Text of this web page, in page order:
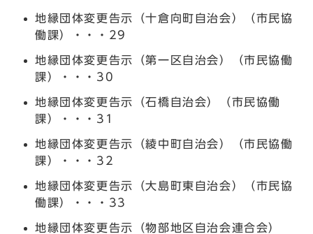
地縁団体変更告示（十倉向町自治会）（市民協
働課）・・・29
地縁団体変更告示（第一区自治会）（市民協働
課）・・・30
地縁団体変更告示（石橋自治会）（市民協働
課）・・・31
地縁団体変更告示（綾中町自治会）（市民協働
課）・・・32
地縁団体変更告示（大島町東自治会）（市民協
働課）・・・33
地縁団体変更告示（物部地区自治会連合会）